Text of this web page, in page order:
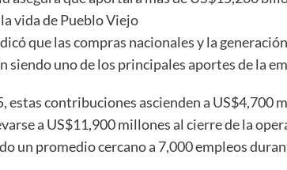
vida de Pueblo Viejo
que las compras nacionales y la
siendo uno de los principales aportes de la
estas contribuciones ascienden a US$4,700
a US$11,900 millones al cierre de la
un promedio cercano a 7,000 empleos